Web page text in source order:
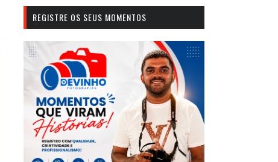
REGISTRE OS SEUS MOMENTOS